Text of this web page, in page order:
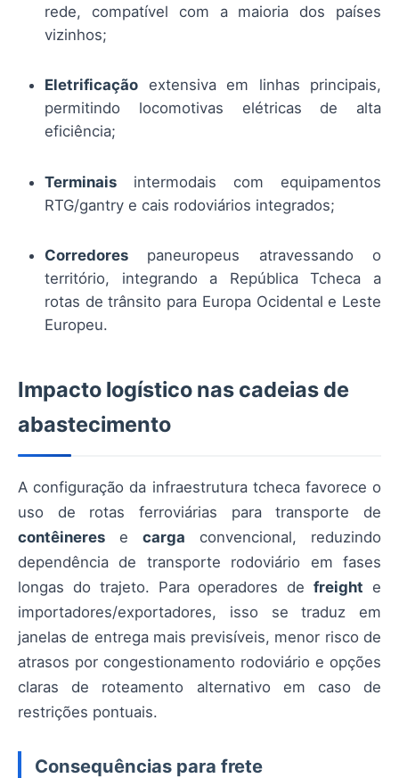
rede, compatível com a maioria dos países
vizinhos;
Eletrificação extensiva em linhas principais,
permitindo locomotivas elétricas de alta
eficiência;
Terminais intermodais com equipamentos
RTG/gantry e cais rodoviários integrados;
Corredores paneuropeus atravessando o
território, integrando a República Tcheca a
rotas de trânsito para Europa Ocidental e Leste
Europeu.
Impacto logístico nas cadeias de
abastecimento
A configuração da infraestrutura tcheca favorece o
uso de rotas ferroviárias para transporte de
contêineres e carga convencional, reduzindo
dependência de transporte rodoviário em fases
longas do trajeto. Para operadores defreight e
importadores/exportadores, isso se traduz em
janelas de entrega mais previsíveis, menor risco de
atrasos por congestionamento rodoviário e opções
claras de roteamento alternativo em caso de
restrições pontuais.
Consequências para frete